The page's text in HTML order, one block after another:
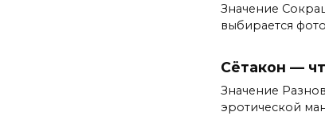
Значение
выбирается
Сётакон —
Значение
эротической